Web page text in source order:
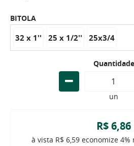
BITOLA
32 x 1'' 25 x 1/2'' 25x3/4
Quantidade
un
R$ 6,86
à vista R$ 6,59economize 4%